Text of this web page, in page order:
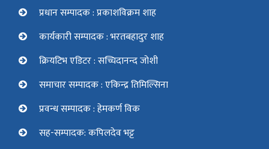
प्रधान सम्पादक : प्रकाशविक्रम शाह
कार्यकारी सम्पादक : भरतबहादुर शाह
क्रियटिभ एडिटर : सच्चिदानन्द जोशी
समाचार सम्पादक : एकिन्द्र तिमिल्सिना
प्रवन्ध सम्पादक : हेमकर्ण विक
सह-सम्पादक: कपिलदेव भट्ट